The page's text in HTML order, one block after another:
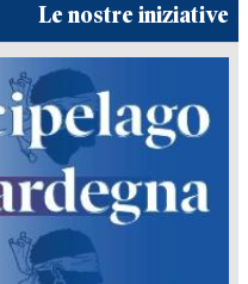
Le nostre iniziative